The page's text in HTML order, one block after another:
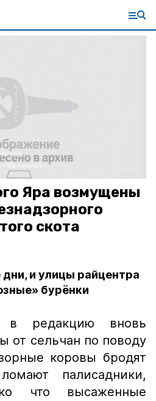
«Волжанка»
Яра возмущены
скота
и улицы райцентра
бурёнки
редакцию вновь
от сельчан по поводу
коровы бродят
палисадники,
что высаженные